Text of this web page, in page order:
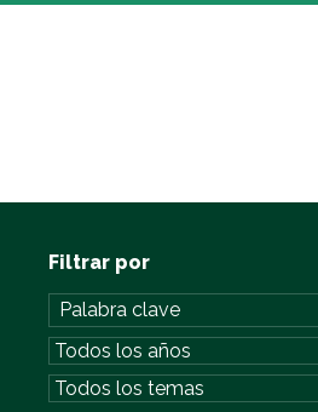
Filtrar por